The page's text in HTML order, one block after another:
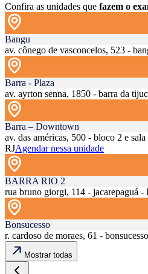
Confira as unidades que fazem o
Bangu
av. cônego de vasconcelos, 523 -
Barra - Plaza
av. ayrton senna, 1850 - barra da
Barra – Downtown
av. das américas, 500 - bloco 2 e
RJAgendar nessa unidade
BARRA RIO 2
rua bruno giorgi, 114 - jacarepaguá -
Bonsucesso
r. cardoso de moraes, 61 -
Mostrar todas